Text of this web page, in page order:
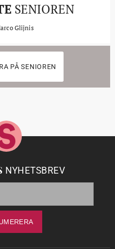
SENIOREN
Glijnis
PÅ SENIOREN
NYHETSBREV